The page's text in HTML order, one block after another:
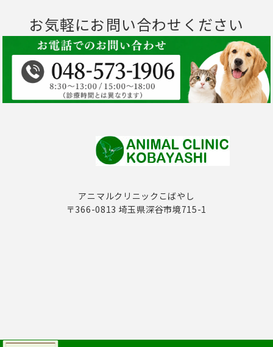
お気軽にお問い合わせください
アニマルクリニックこばやし
〒366-0813 埼玉県深谷市境715-1